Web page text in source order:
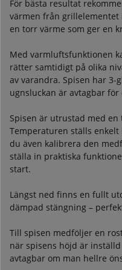
För bästa resultat
värmen från
en torr värme som ger en
Med varmluftsfunktionen
rätter samtidigt på olika
av varandra. Spisen har 3-
ugnsluckan är avtagbar
Spisen är utrustad med
Temperaturen ställs
du även kalibrera den
ställa in praktiska
start.
Längst ned finns en fullt
dämpad stängning –
Till spisen medföljer en
när spisens höjd är
avtagbar om man hellre